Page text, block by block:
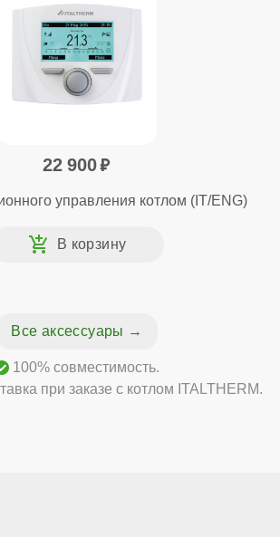
22 900
управления котлом (IT/ENG)
Все аксессуары
100% совместимость.
при заказе с котлом ITALTHERM.